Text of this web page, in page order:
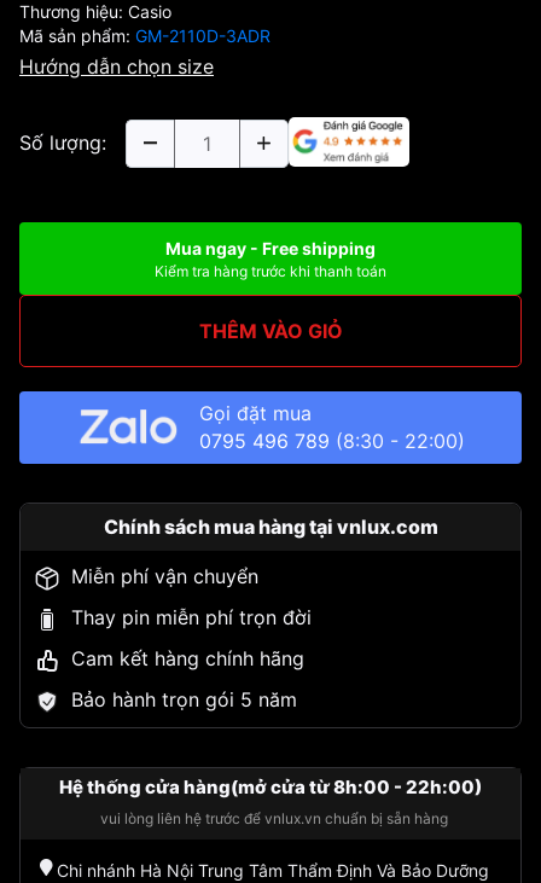
Thương hiệu: Casio
Mã sản phẩm: GM-2110D-3ADR
Hướng dẫn chọn size
Số lượng:
Mua ngay - Free shipping
Kiểm tra hàng trước khi thanh toán
THÊM VÀO GIỎ
Gọi đặt mua
0795 496 789 (8:30 - 22:00)
Chính sách mua hàng tại vnlux.com
Miễn phí vận chuyển
Thay pin miễn phí trọn đời
Cam kết hàng chính hãng
Bảo hành trọn gói 5 năm
Hệ thống cửa hàng(mở cửa từ 8h:00 - 22h:00)
vui lòng liên hệ trước để vnlux.vn chuẩn bị sẵn hàng
Chi nhánh Hà Nội Trung Tâm Thẩm Định Và Bảo Dưỡng